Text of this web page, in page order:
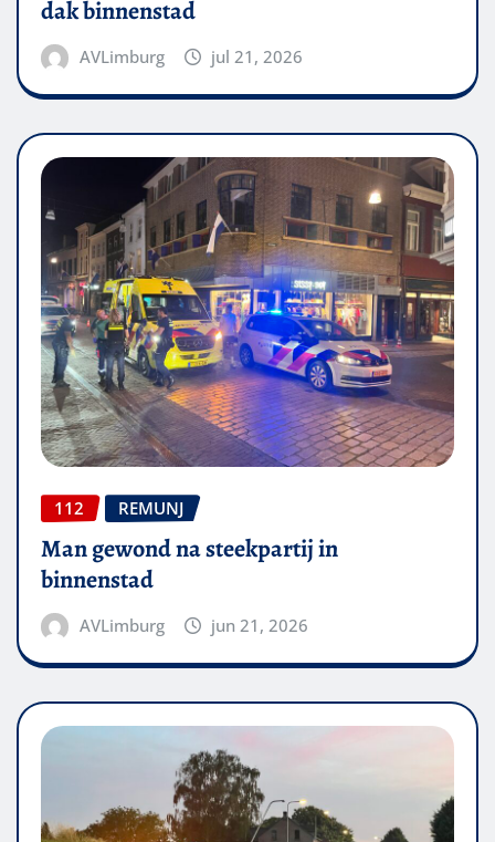
dak binnenstad
AVLimburg jul 21, 2026
112 REMUNJ
Man gewond na steekpartij in
binnenstad
AVLimburg jun 21, 2026